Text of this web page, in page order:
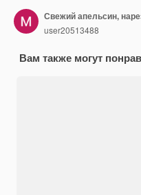
user20513488
Вам также могут